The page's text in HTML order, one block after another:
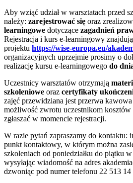
Aby wziąć udział w warsztatach przed
należy: zarejestrować się oraz
learningowe dotyczące zagadnień
Rejestracja i kurs e-learningowy
projektu https://wise-europa.eu/
organizacyjnych uprzejmie prosimy o
realizację kursu e-learningowego do
Uczestnicy warsztatów otrzymają
szkoleniowe oraz certyfikaty
zajęć przewidziana jest przerwa
możliwość zwrotu uczestnikom
zgłaszać w momencie rejestracji.
W razie pytań zapraszamy do kontaktu:
punkt kontaktowy, w którym można
szkoleniach od poniedziałku do piątku
wysyłając wiadomość na adres
dzwoniąc pod numer telefonu 22 513 14